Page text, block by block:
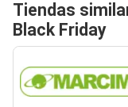
Tiendas
Black Friday